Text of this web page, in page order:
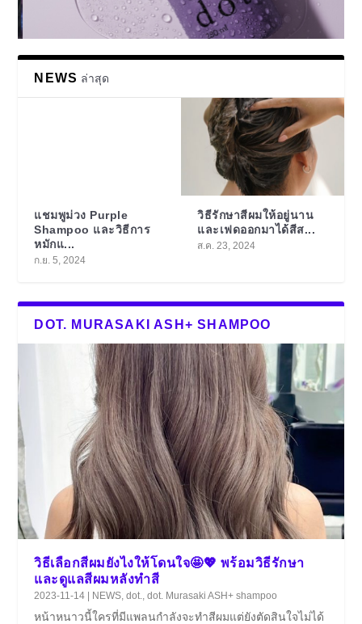
NEWS ล่าสุด
แชมพูม่วง Purple
Shampoo และวิธีการ
หมักแ...
ก.ย. 5, 2024
วิธีรักษาสีผมให้อยู่นาน
และเฟดออกมาได้สีส...
ส.ค. 23, 2024
DOT. MURASAKI ASH+ SHAMPOO
วิธีเลือกสีผมยังไงให้โดนใจ🤩💖 พร้อมวิธีรักษา
และดูแลสีผมหลังทำสี
2023-11-14 | NEWS,dot.,dot. Murasaki ASH+ shampoo
หน้าหนาวนี้ใครที่มีแพลนกำลังจะทำสีผมแต่ยังตัดสินใจไม่ได้